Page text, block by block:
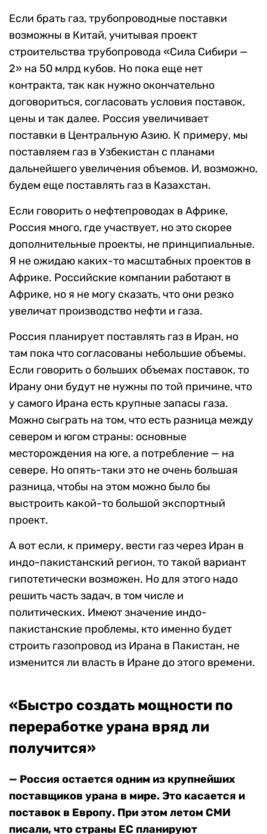
Если брать газ, трубопроводные поставки
возможны в Китай, учитывая проект
строительства трубопровода «Сила Сибири —
2» на 50 млрд кубов. Но пока еще нет
контракта, так как нужно окончательно
договориться, согласовать условия поставок,
цены и так далее. Россия увеличивает
поставки в Центральную Азию. К примеру, мы
поставляем газ в Узбекистан с планами
дальнейшего увеличения объемов. И, возможно,
будем еще поставлять газ в Казахстан.
Если говорить о нефтепроводах в Африке,
Россия много, где участвует, но это скорее
дополнительные проекты, не принципиальные.
Я не ожидаю каких-то масштабных проектов в
Африке. Российские компании работают в
Африке, но я не могу сказать, что они резко
увеличат производство нефти и газа.
Россия планирует поставлять газ в Иран, но
там пока что согласованы небольшие объемы.
Если говорить о больших объемах поставок, то
Ирану они будут не нужны по той причине, что
у самого Ирана есть крупные запасы газа.
Можно сыграть на том, что есть разница между
севером и югом страны: основные
месторождения на юге, а потребление — на
севере. Но опять-таки это не очень большая
разница, чтобы на этом можно было бы
выстроить какой-то большой экспортный
проект.
А вот если, к примеру, вести газ через Иран в
индо-пакистанский регион, то такой вариант
гипотетически возможен. Но для этого надо
решить часть задач, в том числе и
политических. Имеют значение индо-
пакистанские проблемы, кто именно будет
строить газопровод из Ирана в Пакистан, не
изменится ли власть в Иране до этого времени.
«Быстро создать мощности по
переработке урана вряд ли
получится»
— Россия остается одним из крупнейших
поставщиков урана в мире. Это касается и
поставок в Европу. При этом летом СМИ
писали, что страны ЕС планируют